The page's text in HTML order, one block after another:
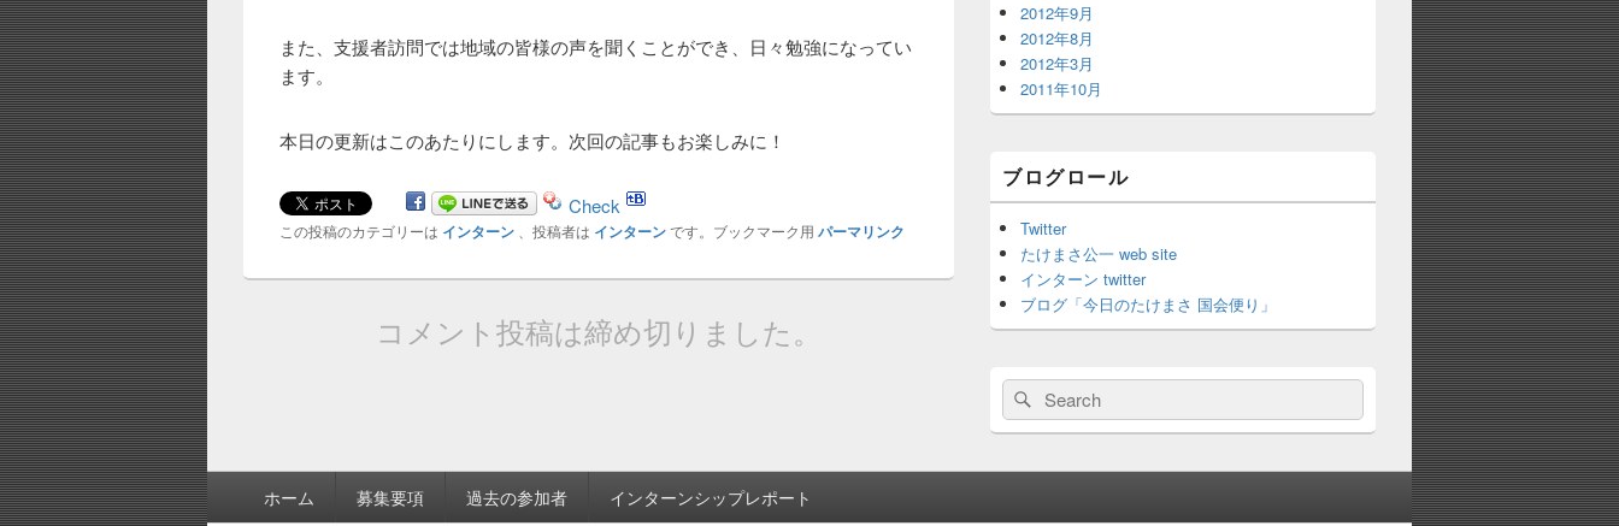
また、支援者訪問では地域の皆様の声を聞くことができ、日々勉強になってい
ます。
本日の更新はこのあたりにします。次回の記事もお楽しみに！
Check
この投稿のカテゴリーは インターン 、投稿者は インターンです。ブックマーク用 パーマリンク
コメント投稿は締め切りました。
2012年9月
2012年8月
2012年3月
2011年10月
ブログロール
Twitter
たけまさ公一 web site
インターン twitter
ブログ「今日のたけまさ 国会便り」
Search
for:
Search
ホーム 募集要項 過去の参加者 インターンシップレポート